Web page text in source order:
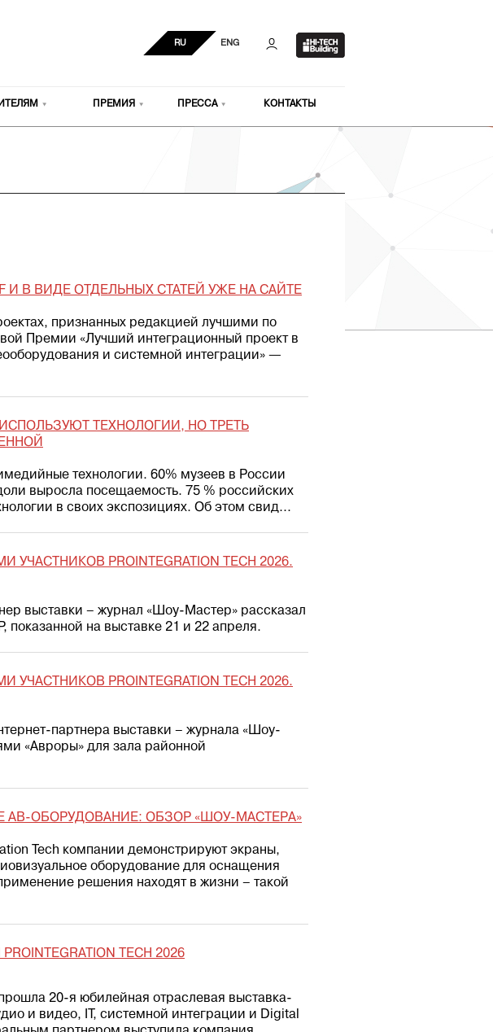
RU ENG
ПРЕМИЯ ПРЕССА КОНТАКТЫ
И В ВИДЕ ОТДЕЛЬНЫХ СТАТЕЙ УЖЕ НА САЙТЕ
признанных редакцией лучшими по
Премии «Лучший интеграционный проект в
и системной интеграции» —
ИСПОЛЬЗУЮТ ТЕХНОЛОГИИ, НО ТРЕТЬ
технологии. 60% музеев в России
выросла посещаемость. 75 % российских
в своих экспозициях. Об этом свид...
PROINTEGRATION TECH 2026.
выставки – журнал «Шоу-Мастер» рассказал
на выставке 21 и 22 апреля.
PROINTEGRATION TECH 2026.
партнера выставки – журнала «Шоу-
«Авроры» для зала районной
АВ-ОБОРУДОВАНИЕ: ОБЗОР «ШОУ-МАСТЕРА»
Tech компании демонстрируют экраны,
оборудование для оснащения
решения находят в жизни – такой
TECH 2026
20-я юбилейная отраслевая выставка-
и видео, IТ, системной интеграции и Digital